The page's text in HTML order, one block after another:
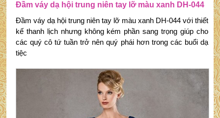
Đầm váy dạ hội trung niên tay lỡ màu xanh DH-044
Đầm váy dạ hội trung niên tay lỡ màu xanh DH-044 với thiết
kế thanh lịch nhưng không kém phần sang trọng giúp cho
các quý cô tứ tuần trở nên quý phái hơn trong các buổi dạ
tiệc